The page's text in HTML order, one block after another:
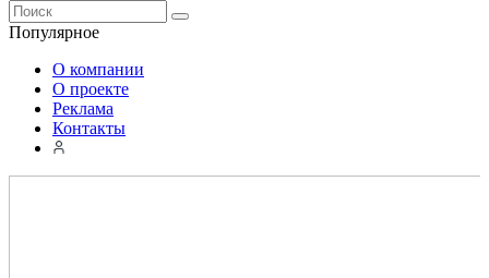
Популярное
О компании
О проекте
Реклама
Контакты